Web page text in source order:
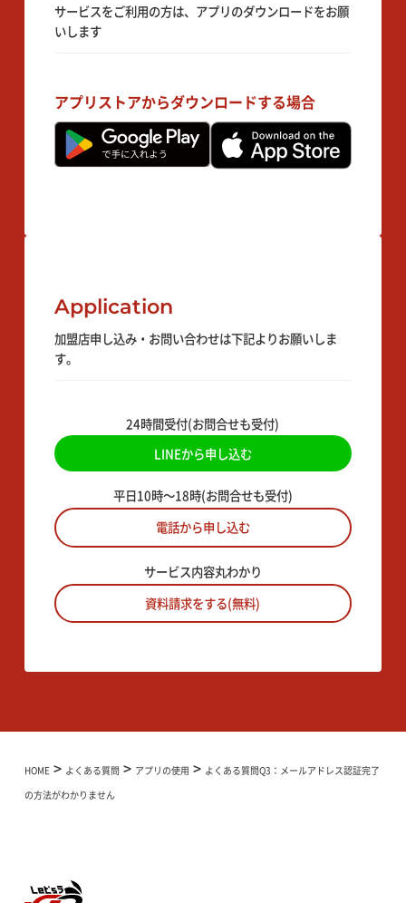
サービスをご利用の方は、アプリのダウンロードをお願
いします
アプリストアからダウンロードする場合
Application
加盟店申し込み・お問い合わせは下記よりお願いしま
す。
24時間受付(お問合せも受付)
LINEから申し込む
平日10時〜18時(お問合せも受付)
電話から申し込む
サービス内容丸わかり
資料請求をする(無料)
HOME> よくある質問 > アプリの使用 > よくある質問Q3：メールアドレス認証完了
の方法がわかりません